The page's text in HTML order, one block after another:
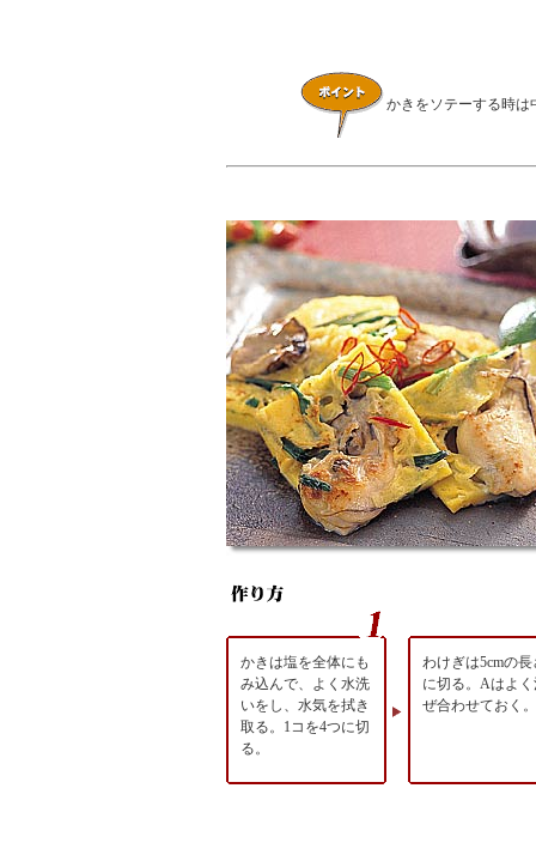
かきをソテーする時は
かきは塩を全体にも
み込んで、よく水洗
いをし、水気を拭き
取る。1コを4つに切
る。
わけぎは5cmの長
に切る。Aはよく
ぜ合わせておく。